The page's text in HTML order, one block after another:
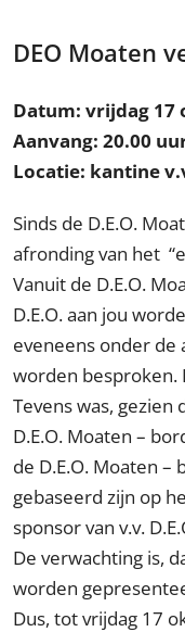
DEO Moaten
Datum: vrijdag 17
Aanvang: 20.00
Locatie: kantine
Sinds de D.E.O.
afronding van het
Vanuit de D.E.O.
D.E.O. aan jou
eveneens onder de
worden besproken.
Tevens was, gezien
D.E.O. Moaten –
de D.E.O. Moaten
gebaseerd zijn op
sponsor van v.v.
De verwachting is,
worden
Dus, tot vrijdag 17